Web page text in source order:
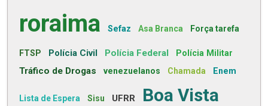
roraima Sefaz Asa Branca Força tarefa
FTSP Polícia Civil Polícia Federal Polícia Militar
Tráfico de Drogas venezuelanos Chamada Enem
Lista de Espera Sisu UFRR Boa Vista